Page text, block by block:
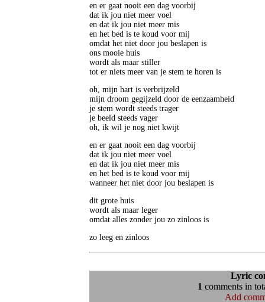
en er gaat nooit een dag voorbij
dat ik jou niet meer voel
en dat ik jou niet meer mis
en het bed is te koud voor mij
omdat het niet door jou beslapen is
ons mooie huis
wordt als maar stiller
tot er niets meer van je stem te horen is
oh, mijn hart is verbrijzeld
mijn droom gegijzeld door de eenzaamheid
je stem wordt steeds trager
je beeld steeds vager
oh, ik wil je nog niet kwijt
en er gaat nooit een dag voorbij
dat ik jou niet meer voel
en dat ik jou niet meer mis
en het bed is te koud voor mij
wanneer het niet door jou beslapen is
dit grote huis
wordt als maar leger
omdat alles zonder jou zo zinloos is
zo leeg en zinloos
Lyric
1 comments in
Add